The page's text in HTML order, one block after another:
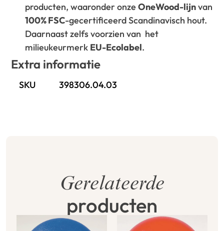
producten, waaronder onzeOneWood-lijnvan
100% FSC-gecertificeerd Scandinavisch hout.
Daarnaast zelfs voorzien van het
milieukeurmerk EU-Ecolabel.
Extra informatie
SKU 398306.04.03
Gerelateerde
producten